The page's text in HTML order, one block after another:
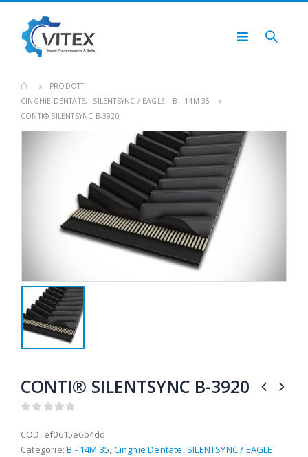
PRODOTTI
CINGHIE DENTATE, SILENTSYNC / EAGLE,
B - 14M 35
CONTI® SILENTSYNC B-3920
CONTI® SILENTSYNC B-3920
COD: ef0615e6b4dd
Categorie:B - 14M 35 Cinghie Dentate SILENTSYNC / EAGLE